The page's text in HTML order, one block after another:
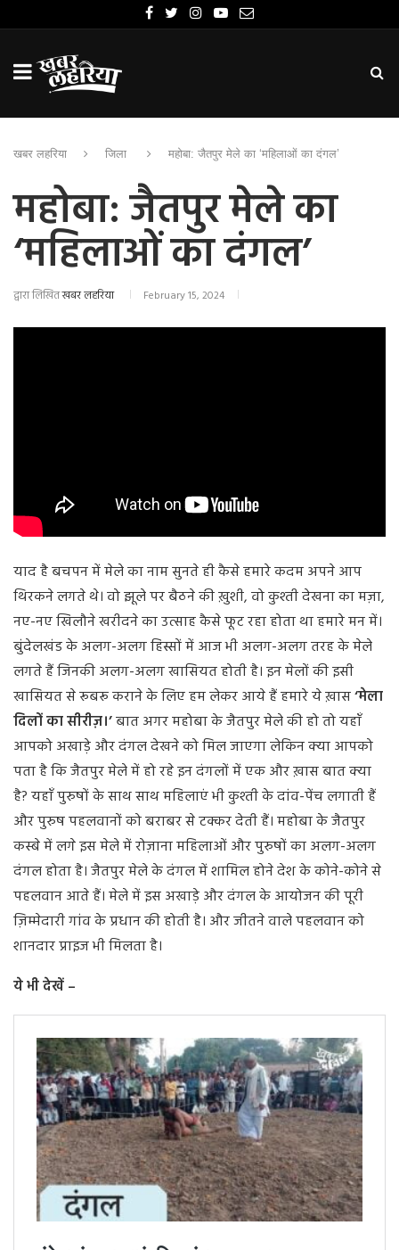
खबर लहरिया जिला महोबा: जैतपुर मेले का ‘महिलाओं का दंगल’
महोबा: जैतपुर मेले का
‘महिलाओं का दंगल’
द्वारा लिखितखबर लहरिया February 15, 2024
याद है बचपन में मेले का नाम सुनते ही कैसे हमारे कदम अपने आप
थिरकने लगते थे। वो झूले पर बैठने की ख़ुशी, वो कुश्ती देखना का मज़ा,
नए-नए खिलौने खरीदने का उत्साह कैसे फूट रहा होता था हमारे मन में।
बुंदेलखंड के अलग-अलग हिस्सों में आज भी अलग-अलग तरह के मेले
लगते हैं जिनकी अलग-अलग खासियत होती है। इन मेलों की इसी
खासियत से रूबरू कराने के लिए हम लेकर आये हैं हमारे ये ख़ास‘मेला
दिलों का सीरीज़।’बात अगर महोबा के जैतपुर मेले की हो तो यहाँ
आपको अखाड़े और दंगल देखने को मिल जाएगा लेकिन क्या आपको
पता है कि जैतपुर मेले में हो रहे इन दंगलों में एक और ख़ास बात क्या
है? यहाँ पुरुषों के साथ साथ महिलाएं भी कुश्ती के दांव-पेंच लगाती हैं
और पुरुष पहलवानों को बराबर से टक्कर देती हैं। महोबा के जैतपुर
कस्बे में लगे इस मेले में रोज़ाना महिलाओं और पुरुषों का अलग-अलग
दंगल होता है। जैतपुर मेले के दंगल में शामिल होने देश के कोने-कोने से
पहलवान आते हैं। मेले में इस अखाड़े और दंगल के आयोजन की पूरी
ज़िम्मेदारी गांव के प्रधान की होती है। और जीतने वाले पहलवान को
शानदार प्राइज भी मिलता है।
ये भी देखें –